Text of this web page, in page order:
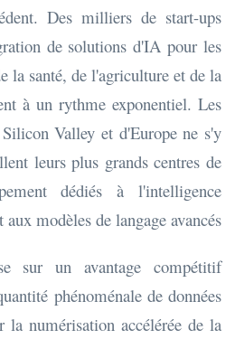
Des milliers de start-ups
de solutions d'IA pour les
la santé, de l'agriculture et de la
à un rythme exponentiel. Les
Valley et d'Europe ne s'y
leurs plus grands centres de
dédiés à l'intelligence
modèles de langage avancés.
sur un avantage compétitif
phénoménale de données
la numérisation accélérée de la